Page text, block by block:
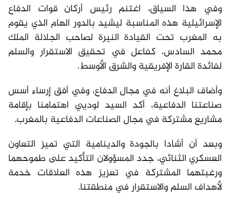
وفي هذا السياق، اغتنم رئيس أركان قوات الدفاع
الإسرائيلية هذه المناسبة ليشيد بالدور الهام الذي يقوم
به المغرب تحت القيادة النيرة لصاحب الجلالة الملك
محمد السادس، كفاعل في تحقيق الاستقرار والسلم
لفائدة القارة الإفريقية والشرق الأوسط.
وأضاف البلاغ أنه في مجال الدفاع، وفي أفق إرساء أسس
صناعتنا الدفاعية، أكد السيد لوديي اهتمامنا بإقامة
مشاريع مشتركة في مجال الصناعات الدفاعية بالمغرب.
وبعد أن أشادا بالجودة والدينامية التي تميز التعاون
العسكري الثنائي، جدد المسؤولان التأكيد على طموحهما
ورغبتهما المشتركة في تعزيز هذه العلاقات خدمة
لأهداف السلم والاستقرار في منطقتنا.